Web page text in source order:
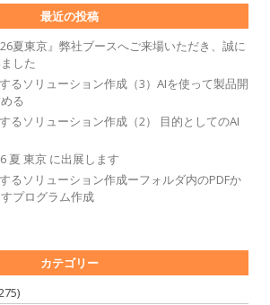
最近の投稿
夏東京』弊社ブースへご来場いただき、誠に
した
るソリューション作成（3）AIを使って製品開
る
るソリューション作成（2） 目的としてのAI
夏 東京 に出展します
るソリューション作成ーフォルダ内のPDFか
プログラム作成
カテゴリー